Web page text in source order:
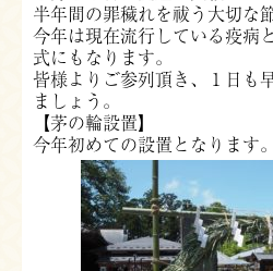
半年間の罪穢れを祓う大切な
今年は現在流行している疫病
式にもなります。
皆様よりご参列頂き、１日も
ましょう。
【茅の輪設置】
今年初めての設置となります。